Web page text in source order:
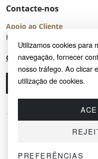
Utilizamos cookies para
navegação, fornecer
nosso tráfego. Ao clicar
utilização de cookies.
PREFERÊNCIAS
Contacte-nos
Apoio ao Cliente
Horário de Atendimento:
Centro de Ajuda
Ligue-nos
© 2026 SAYRUG OÜ ·